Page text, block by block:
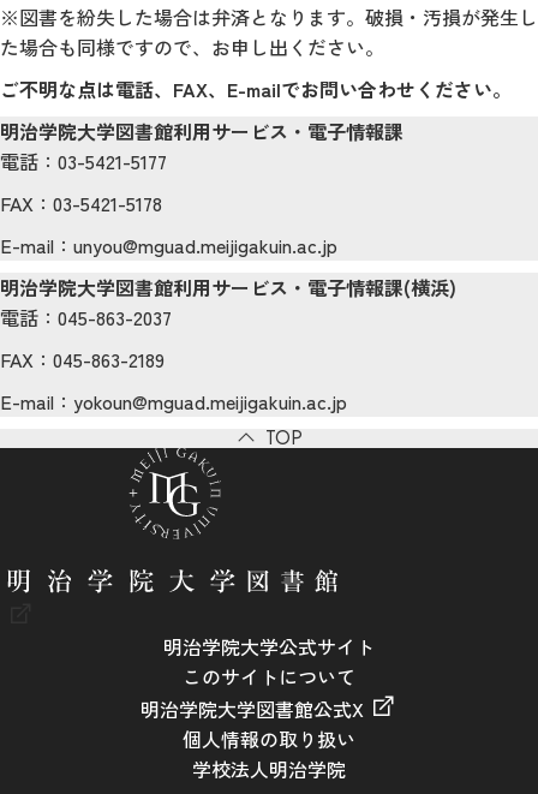
※図書を紛失した場合は弁済となります。破損・汚損が発生し
た場合も同様ですので、お申し出ください。
ご不明な点は電話、FAX、E-mailでお問い合わせください。
明治学院大学図書館利用サービス・電子情報課
電話：03-5421-5177
FAX：03-5421-5178
E-mail：unyou@mguad.meijigakuin.ac.jp
明治学院大学図書館利用サービス・電子情報課(横浜)
電話：045-863-2037
FAX：045-863-2189
E-mail：yokoun@mguad.meijigakuin.ac.jp
TOP
明治学院大学公式サイト
このサイトについて
明治学院大学図書館公式X
個人情報の取り扱い
学校法人明治学院